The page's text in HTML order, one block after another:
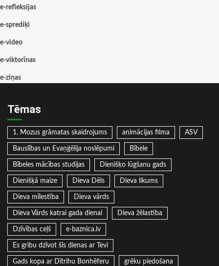
e-refleksijas
e-sprediķi
e-video
e-viktorīnas
e-ziņas
Tēmas
1. Mozus grāmatas skaidrojums animācijas filma ASV
Bauslības un Evaņģēlija noslēpumi Bībele
Bībeles mācības studijas Dienišķo lūgšanu gads
Dienišķā maize Dieva Dēls Dieva likums
Dieva mīlestība Dieva vārds
Dieva Vārds katrai gada dienai Dieva žēlastība
Dzīvības ceļš e-baznica.lv
Es gribu dzīvot šīs dienas ar Tevi
Gads kopa ar Dītrihu Bonhēferu grēku piedošana